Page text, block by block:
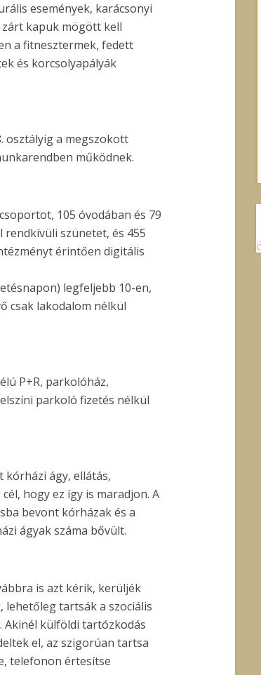
események, karácsonyi
kapuk mögött kell
a fitnesztermek, fedett
és korcsolyapályák
osztályig a megszokott
működnek.
105 óvodában és 79
szünetet, és 455
érintően digitális
legfeljebb 10-en,
csak lakodalom nélkül
P+R, parkolóház,
parkoló fizetés nélkül
ágy, ellátás,
hogy ez így is maradjon. A
bevont kórházak és a
ágyak száma bővült.
is azt kérik, kerüljék
tartsák a szociális
Akinél külföldi tartózkodás
el, az szigorúan tartsa
telefonon értesítse